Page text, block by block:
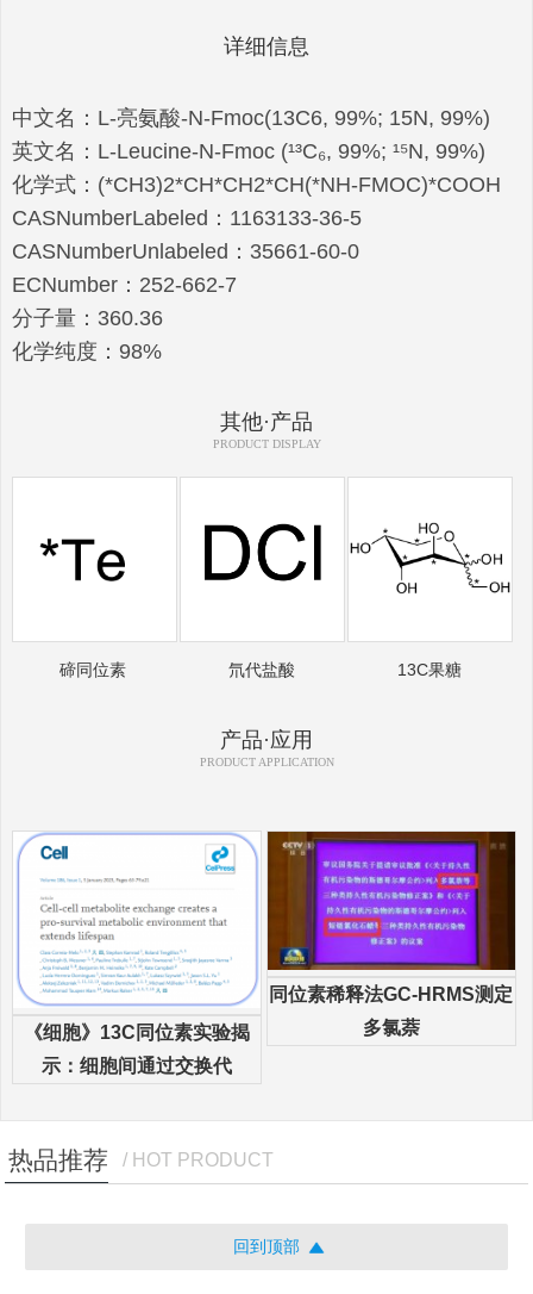
详细信息
中文名：L-亮氨酸-N-Fmoc(13C6, 99%; 15N, 99%)
英文名：L-Leucine-N-Fmoc (¹³C₆, 99%; ¹⁵N, 99%)
化学式：(*CH3)2*CH*CH2*CH(*NH-FMOC)*COOH
CASNumberLabeled：1163133-36-5
CASNumberUnlabeled：35661-60-0
ECNumber：252-662-7
分子量：360.36
化学纯度：98%
其他·产品
PRODUCT DISPLAY
碲同位素 氘代盐酸 13C果糖
产品·应用
PRODUCT APPLICATION
《细胞》13C同位素实验揭
示：细胞间通过交换代
同位素稀释法GC-HRMS测定
多氯萘
热品推荐 / HOT PRODUCT
回到顶部